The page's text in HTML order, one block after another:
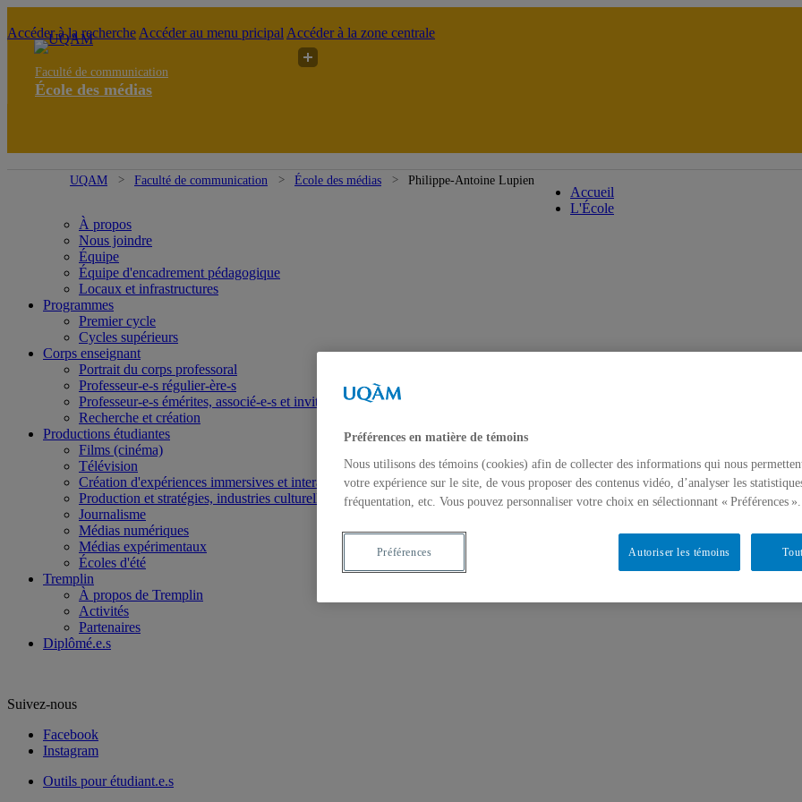
Accéder à la recherche Accéder au menu pricipal Accéder à la zone centrale
Faculté de communication
École des médias
UQAM Faculté de communication École des médias Philippe-Antoine Lupien
Accueil
L'École
À propos
Nous joindre
Équipe
Équipe d'encadrement pédagogique
Locaux et infrastructures
Programmes
Premier cycle
Cycles supérieurs
Corps enseignant
Portrait du corps professoral
Professeur-e-s régulier-ère-s
Professeur-e-s émérites, associé-e-s et invité-e-s
Recherche et création
Productions étudiantes
Films (cinéma)
Télévision
Création d'expériences immersives et interactives
Production et stratégies, industries culturelles
Journalisme
Médias numériques
Médias expérimentaux
Écoles d'été
Tremplin
À propos de Tremplin
Activités
Partenaires
Diplômé.e.s
Suivez-nous
Facebook
Instagram
Outils pour étudiant.e.s
Préférences en matière de témoins
Nous utilisons des témoins (cookies) afin de collecter des informations qui nous
votre expérience sur le site, de vous proposer des contenus vidéo, d’analyser les
fréquentation, etc. Vous pouvez personnaliser votre choix en sélectionnant « Préférences ».
Autoriser les témoins
Préférences